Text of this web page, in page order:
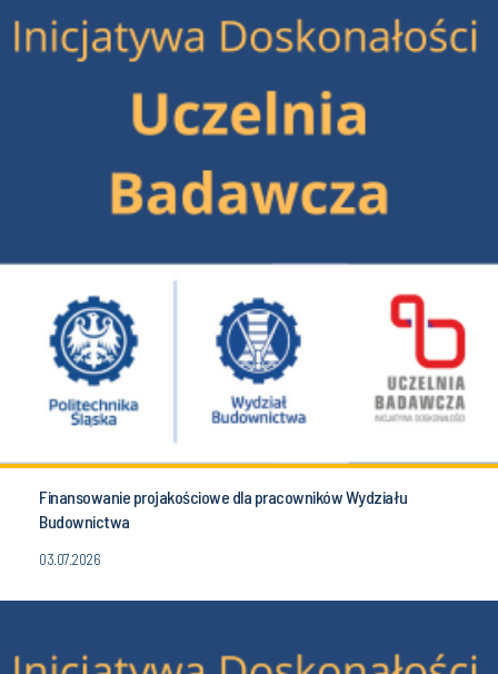
Finansowanie projakościowe dla pracowników Wydziału
Budownictwa
03.07.2026